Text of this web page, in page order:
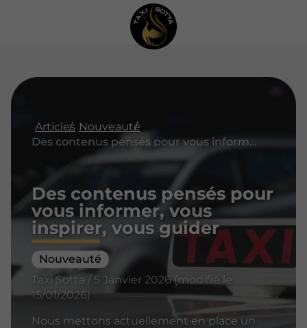
Articles Nouveauté
Des contenus pensés pour vous informer, vous inspirer, vous guider
Des contenus pensés pour
vous informer, vous
inspirer, vous guider
Nouveauté
Taxi Sotta / 5 Janvier 2026 (modifié le
15/01/2026)
Nous mettons actuellement en place un